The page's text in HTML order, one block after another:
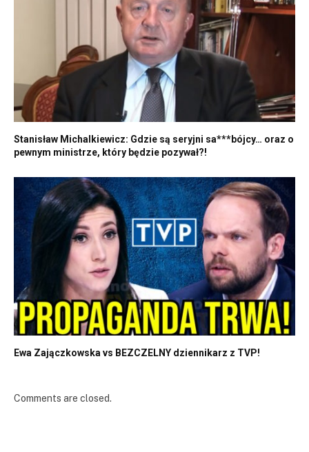
Stanisław Michalkiewicz: Gdzie są seryjni sa***bójcy… oraz o
pewnym ministrze, który będzie pozywał?!
Ewa Zajączkowska vs BEZCZELNY dziennikarz z TVP!
Comments are closed.